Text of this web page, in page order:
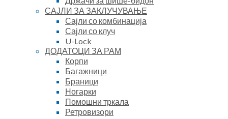
САЈЛИ ЗА ЗАКЛУЧУВАЊЕ
Сајли со комбинација
Сајли со клуч
U-Lock
ДОДАТОЦИ ЗА РАМ
Корпи
Багажници
Браници
Ногарки
Помошни тркала
Ретровизори